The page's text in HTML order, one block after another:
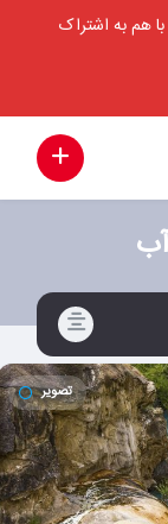
هم به اشتراک
تصویر